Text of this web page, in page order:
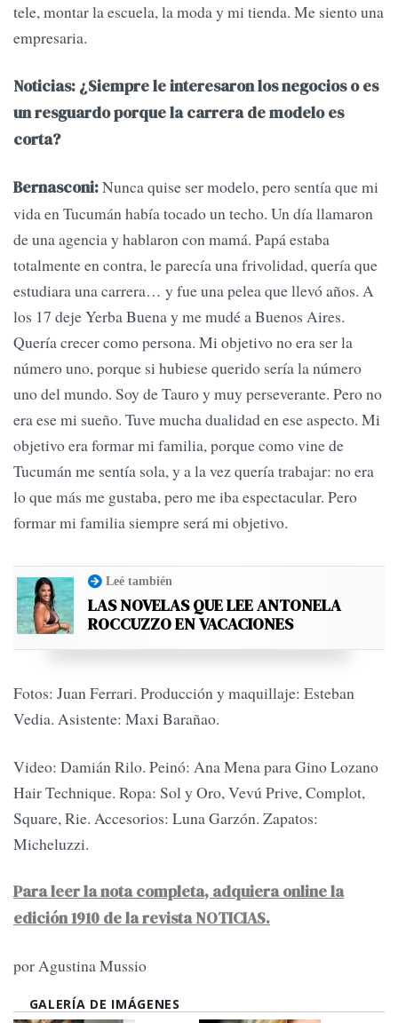
tele, montar la escuela, la moda y mi tienda. Me siento una
empresaria.
Noticias: ¿Siempre le interesaron los negocios o es
un resguardo porque la carrera de modelo es
corta?
Bernasconi:Nunca quise ser modelo, pero sentía que mi
vida en Tucumán había tocado un techo. Un día llamaron
de una agencia y hablaron con mamá. Papá estaba
totalmente en contra, le parecía una frivolidad, quería que
estudiara una carrera… y fue una pelea que llevó años. A
los 17 deje Yerba Buena y me mudé a Buenos Aires.
Quería crecer como persona. Mi objetivo no era ser la
número uno, porque si hubiese querido sería la número
uno del mundo. Soy de Tauro y muy perseverante. Pero no
era ese mi sueño. Tuve mucha dualidad en ese aspecto. Mi
objetivo era formar mi familia, porque como vine de
Tucumán me sentía sola, y a la vez quería trabajar: no era
lo que más me gustaba, pero me iba espectacular. Pero
formar mi familia siempre será mi objetivo.
Leé también
LAS NOVELAS QUE LEE ANTONELA
ROCCUZZO EN VACACIONES
Fotos: Juan Ferrari. Producción y maquillaje: Esteban
Vedia. Asistente: Maxi Barañao.
Video: Damián Rilo. Peinó: Ana Mena para Gino Lozano
Hair Technique. Ropa: Sol y Oro, Vevú Prive, Complot,
Square, Rie. Accesorios: Luna Garzón. Zapatos:
Micheluzzi.
Para leer la nota completa, adquiera online la
edición 1910 de la revista NOTICIAS.
por Agustina Mussio
GALERÍA DE IMÁGENES